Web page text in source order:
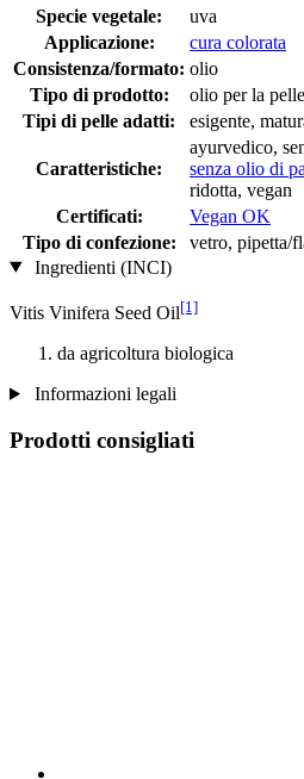
Specie vegetale:
uva
Applicazione:
cura colorata
Consistenza/formato: olio
Tipo di prodotto:
olio per la pelle
Tipi di pelle adatti:
esigente,
Caratteristiche:
ayurvedico,
senza olio di
ridotta, vegan
Certificati:
Vegan OK
Tipo di confezione:
vetro, pipetta/
Ingredienti (INCI)
Vitis Vinifera Seed Oil[1]
da agricoltura biologica
Informazioni legali
Prodotti consigliati